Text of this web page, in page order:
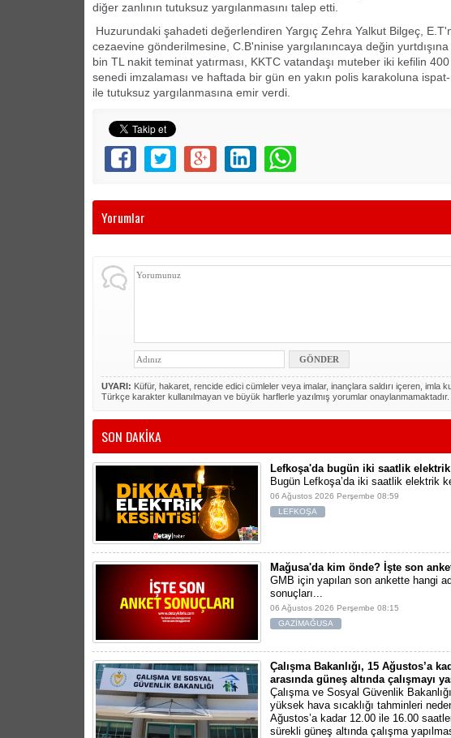
diğer zanlının tutuksuz yargılanmasını talep etti.
Huzurundaki şahadeti değerlendiren Yargıç Zehra Yalkut Bilgeç,
cezaevine gönderilmesine, C.B'ninise yargılanıncaya değin yurtdışına
bin TL nakit teminat yatırması, KKTC vatandaşı muteber iki kefilin
senedi imzalaması ve haftada bir gün en yakın polis karakoluna
ile tutuksuz yargılanmasına emir verdi.
Yorumlar
UYARI: Küfür, hakaret, rencide edici cümleler veya imalar, inançlara saldırı içeren, imla
Türkçe karakter kullanılmayan ve büyük harflerle yazılmış yorumlar onaylanmamaktadır.
SON DAKİKA
Lefkoşa'da bugün iki saatlik
Bugün Lefkoşa’da iki saatlik elektrik
06 Ağustos 2026 Perşembe 08:59
LEFKOŞA
Mağusa'da kim önde? İşte son
GMB için yapılan son ankette hangi
sonuçları...
06 Ağustos 2026 Perşembe 08:15
GAZİMAĞUSA
Çalışma Bakanlığı, 15 Ağustos’a
arasında güneş altında çalışmayı
Çalışma ve Sosyal Güvenlik
yüksek hava sıcaklığı tahminleri
Ağustos’a kadar 12.00 ile 16.00
sürekli güneş altında çalışma